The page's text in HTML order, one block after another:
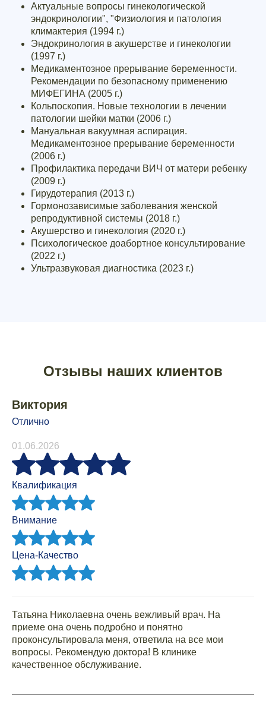
Актуальные вопросы гинекологической
эндокринологии", "Физиология и патология
климактерия (1994 г.)
Эндокринология в акушерстве и гинекологии
(1997 г.)
Медикаментозное прерывание беременности.
Рекомендации по безопасному применению
МИФЕГИНА (2005 г.)
Кольпоскопия. Новые технологии в лечении
патологии шейки матки (2006 г.)
Мануальная вакуумная аспирация.
Медикаментозное прерывание беременности
(2006 г.)
Профилактика передачи ВИЧ от матери ребенку
(2009 г.)
Гирудотерапия (2013 г.)
Гормонозависимые заболевания женской
репродуктивной системы (2018 г.)
Акушерство и гинекология (2020 г.)
Психологическое доабортное консультирование
(2022 г.)
Ультразвуковая диагностика (2023 г.)
Отзывы наших клиентов
Виктория
Отлично
01.06.2026
Квалификация
Внимание
Цена-Качество
Татьяна Николаевна очень вежливый врач. На
приеме она очень подробно и понятно
проконсультировала меня, ответила на все мои
вопросы. Рекомендую доктора! В клинике
качественное обслуживание.